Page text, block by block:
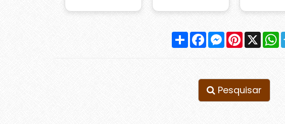
Compartilhar
FacebookMessenger
Pinterest
X
Pesquisar